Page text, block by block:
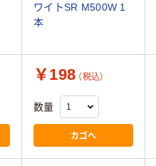
ワイトSR M500W 1
本
￥198 （税込）
数量
カゴへ